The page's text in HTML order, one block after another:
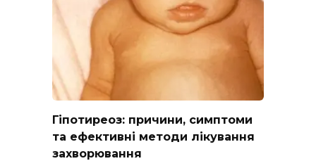
Гіпотиреоз: причини, симптоми
та ефективні методи лікування
захворювання